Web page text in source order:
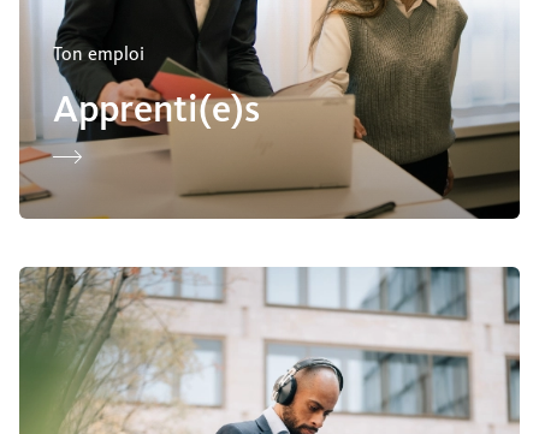
Ton emploi
Apprenti(e)s
Personnes en réorientation professionnelle avec de